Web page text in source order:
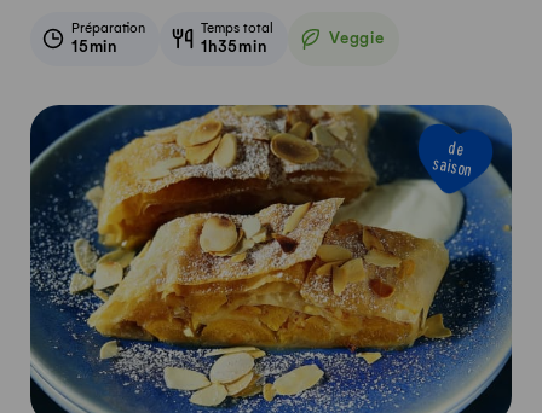
Préparation
15min
Temps total
1h35min Veggie
Veggie
de
saison